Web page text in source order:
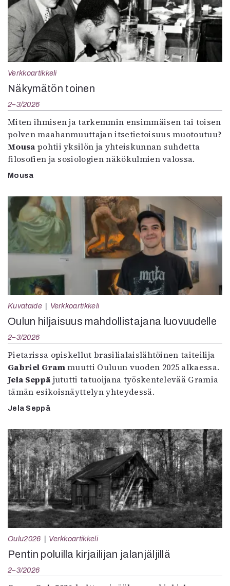
Verkkoartikkeli
Näkymätön toinen
2–3/2026
Miten ihmisen ja tarkemmin ensimmäisen tai toisen
polven maahanmuuttajan itsetietoisuus muotoutuu?
Mousa pohtii yksilön ja yhteiskunnan suhdetta
filosofien ja sosiologien näkökulmien valossa.
Mousa
Kuvataide Verkkoartikkeli
Oulun hiljaisuus mahdollistajana luovuudelle
2–3/2026
Pietarissa opiskellut brasilialaislähtöinen taiteilija
Gabriel Grammuutti Ouluun vuoden 2025 alkaessa.
Jela Seppä jututti tatuoijana työskentelevää Gramia
tämän esikoisnäyttelyn yhteydessä.
Jela Seppä
Oulu2026 Verkkoartikkeli
Pentin poluilla kirjailijan jalanjäljillä
2–3/2026